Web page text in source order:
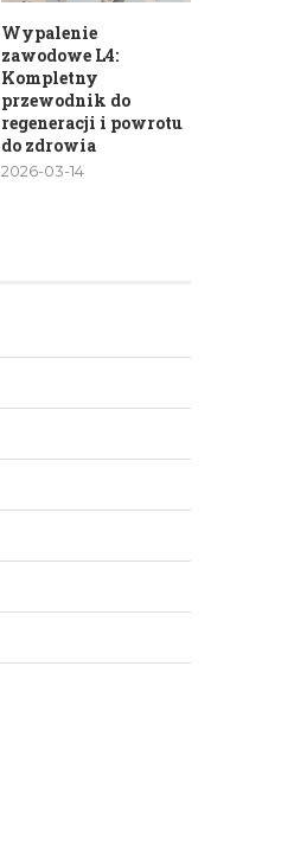
Wypalenie
zawodowe L4:
Kompletny
przewodnik do
regeneracji i powrotu
do zdrowia
2026-03-14